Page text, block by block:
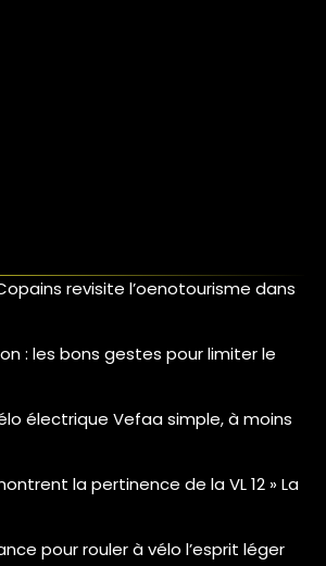
revisite l’oenotourisme dans
: les bons gestes pour limiter le
électrique Vefaa simple, à moins
la pertinence de la VL 12 » La
pour rouler à vélo l’esprit léger